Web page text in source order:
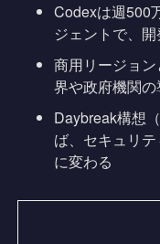
Codexは週500
ジェントで、
商用リージョ
界や政府機関
Daybreak構想
ば、セキュリ
に変わる